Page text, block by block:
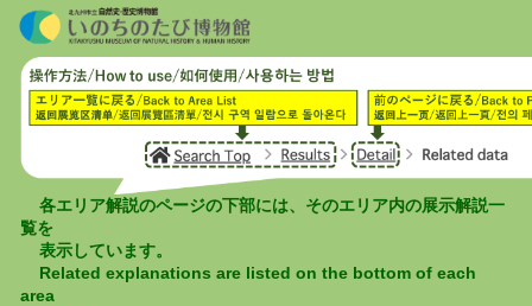
各エリア解説のページの下部には、そのエリア内の展示解説一
覧を
表示しています。
Related explanations are listed on the bottom of each
area